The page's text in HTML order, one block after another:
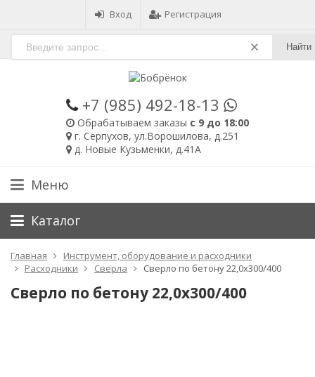
Вход Регистрация
Найти
+7 (985) 492-18-13
Обрабатываем заказы с 9 до 18:00
г. Серпухов, ул.Ворошилова, д.251
д. Новые Кузьменки, д.41А
Меню
Каталог
Главная
Инструмент, оборудование и расходники
Расходники
Сверла Сверло по бетону 22,0х300/400
Сверло по бетону 22,0х300/400